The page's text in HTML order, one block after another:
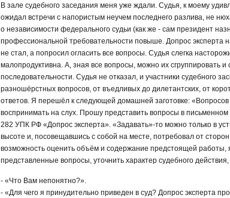
В зале судебного заседания меня уже ждали. Судья, к моему
ожидал встречи с напористым неучем последнего разлива, не
о независимости федерального судьи (как же - сам президент
профессиональной требовательности повыше. Допрос эксперта
не стал, а попросил огласить все вопросы. Судья слегка
малопродуктивна. А, зная все вопросы, можно их сгруппировать
последовательности. Судья не отказал, и участники судебного
разношёрстных вопросов, от въедливых до дилетантских, от
ответов. Я перешёл к следующей домашней заготовке:
воспринимать на слух. Прошу представить вопросы в
282 УПК РФ «Допрос эксперта». «Задавать»-то можно только в
высоте и, посовещавшись с собой на месте, потребовал от
возможность оценить объём и содержание предстоящей работы,
представленные вопросы, уточнить характер судебного
- «Что Вам непонятно?».
- «Для чего я принудительно приведен в суд? Допрос эксперта